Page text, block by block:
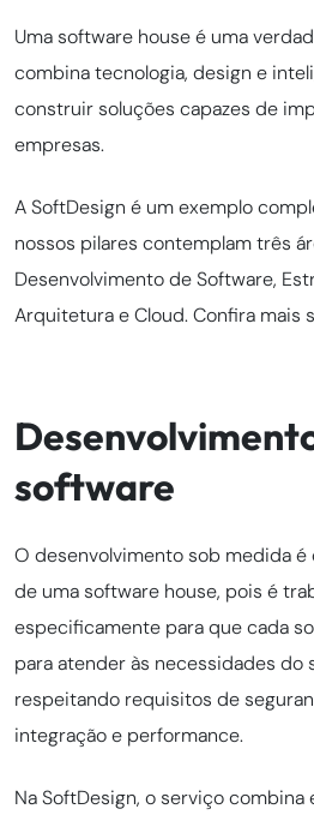
Uma software house é uma
combina tecnologia, design e
construir soluções capazes de
empresas.
A SoftDesign é um exemplo
nossos pilares contemplam três
Desenvolvimento de Software,
Arquitetura e Cloud. Confira mais
software
O desenvolvimento sob medida é
de uma software house, pois é
especificamente para que cada
para atender às necessidades do
respeitando requisitos de
integração e performance.
Na SoftDesign, o serviço